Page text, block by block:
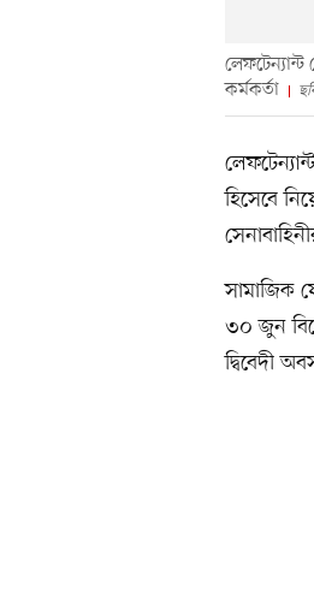
কর্মকর্তা
হিসেবে
সামাজিক
৩০ জুন
দ্বিবেদী